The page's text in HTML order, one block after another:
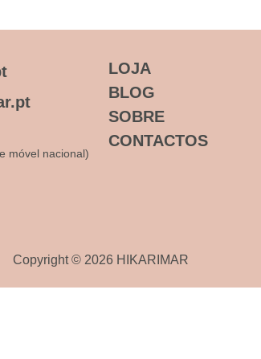
móvel nacional)
LOJA
BLOG
SOBRE
CONTACTOS
Copyright © 2026 HIKARIMAR